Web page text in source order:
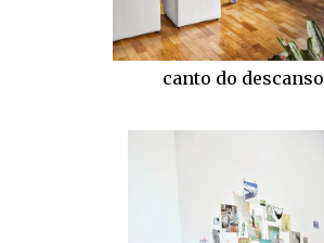
canto do descanso